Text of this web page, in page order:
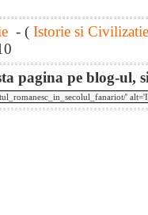
- ( Istorie si
pagina pe blog-ul,